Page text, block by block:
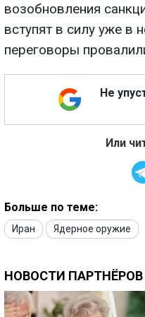
возобновления
вступят в силу уже в
переговоры
Не
Или
Больше по теме:
Иран Ядерное оружие